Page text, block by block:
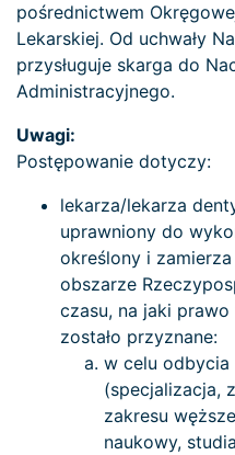
pośrednictwem
Lekarskiej. Od uchwały
przysługuje skarga do
Administracyjnego.
Uwagi:
Postępowanie dotyczy:
lekarza/lekarza
uprawniony do
określony i
obszarze
czasu, na jaki
zostało przyznane:
w celu
(specjalizacja,
zakresu
naukowy,